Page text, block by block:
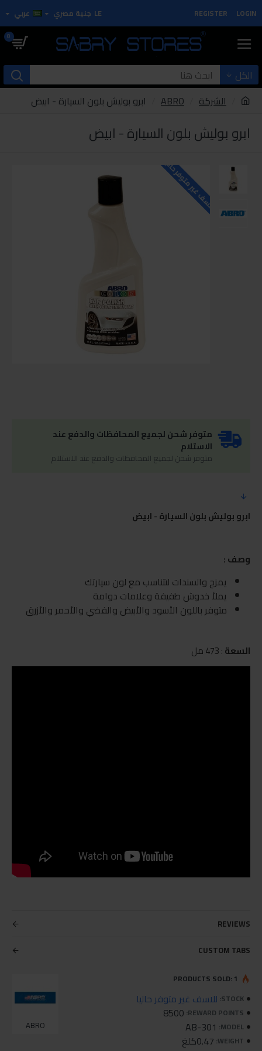
LOGIN
REGISTER
LE جنية مصري عربي
0
الكل
الشركة
ABRO ابرو بوليش بلون السيارة - ابيض
ابرو بوليش بلون السيارة - ابيض
للاسف غير متوفر حاليا
متوفر شحن لجميع المحافظات والدفع عند
الاستلام
متوفر شحن لجميع المحافظات والدفع عند الاستلام
ابرو بوليش بلون السيارة - ابيض
وصف :
يمزج والسندات لتتناسب مع لون سيارتك
يملأ خدوش طفيفة وعلامات دوامة
متوفر باللون الأسود والأبيض والفضي والأحمر والأزرق
السعة: 473 مل
REVIEWS
CUSTOM TABS
STOCK: للاسف غير متوفر حاليا
REWARD POINTS:
8500
MODEL:
AB-301
WEIGHT: 0.47كلغ
ABRO
PRODUCTS SOLD: 1